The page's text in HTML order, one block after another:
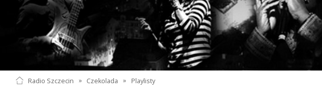
Radio Szczecin » Czekolada » Playlisty